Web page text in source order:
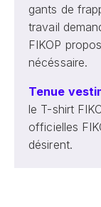
gants de
travail
FIKOP
nécéssaire.
Tenue
le T-shirt
officielles
désirent.